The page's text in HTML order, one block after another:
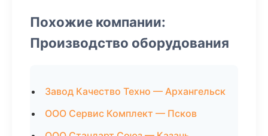
Похожие компании:
Производство оборудования
Завод Качество Техно — Архангельск
ООО Сервис Комплект — Псков